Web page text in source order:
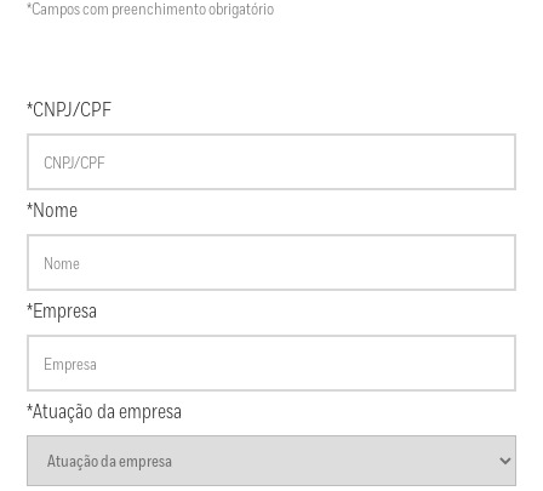
*Campos com preenchimento obrigatório
*CNPJ/CPF
*Nome
*Empresa
*Atuação da empresa